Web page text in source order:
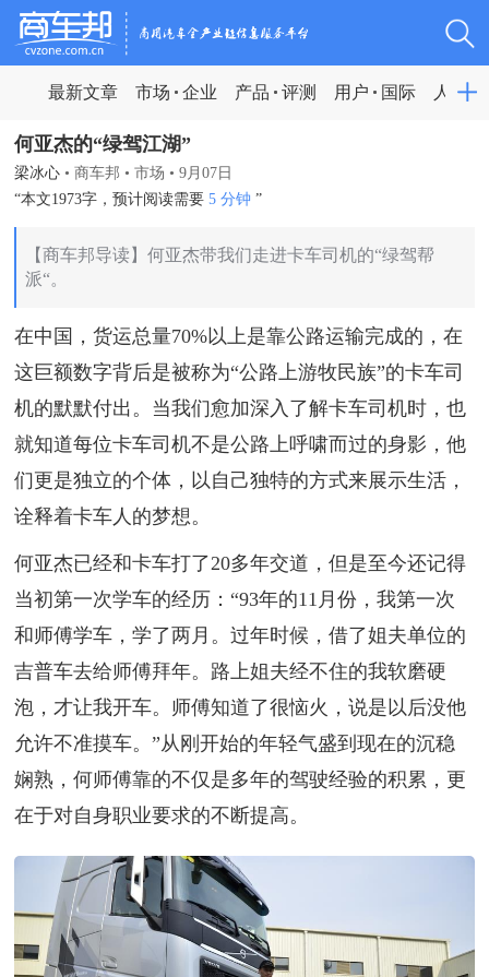
最新文章 市场 企业 产品 评测 用户 国际 人物
何亚杰的“绿驾江湖”
梁冰心 • 商车邦 • 市场 • 9月07日
“本文1973字，预计阅读需要5 分钟”
【商车邦导读】何亚杰带我们走进卡车司机的“绿驾帮
派“。
在中国，货运总量70%以上是靠公路运输完成的，在
这巨额数字背后是被称为“公路上游牧民族”的卡车司
机的默默付出。当我们愈加深入了解卡车司机时，也
就知道每位卡车司机不是公路上呼啸而过的身影，他
们更是独立的个体，以自己独特的方式来展示生活，
诠释着卡车人的梦想。
何亚杰已经和卡车打了20多年交道，但是至今还记得
当初第一次学车的经历：“93年的11月份，我第一次
和师傅学车，学了两月。过年时候，借了姐夫单位的
吉普车去给师傅拜年。路上姐夫经不住的我软磨硬
泡，才让我开车。师傅知道了很恼火，说是以后没他
允许不准摸车。”从刚开始的年轻气盛到现在的沉稳
娴熟，何师傅靠的不仅是多年的驾驶经验的积累，更
在于对自身职业要求的不断提高。